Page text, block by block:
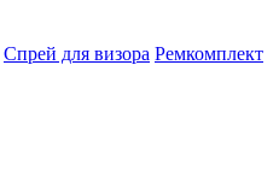
Спрей для визора Ремкомплект